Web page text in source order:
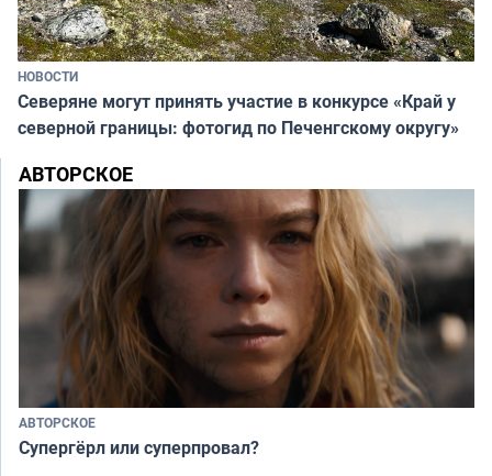
НОВОСТИ
Северяне могут принять участие в конкурсе «Край у
северной границы: фотогид по Печенгскому округу»
АВТОРСКОЕ
АВТОРСКОЕ
Супергёрл или суперпровал?